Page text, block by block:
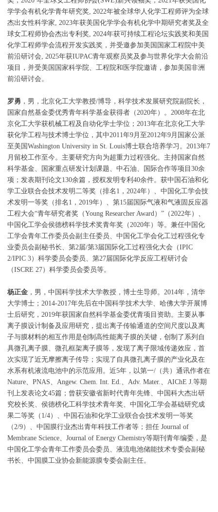
学学会有机化学青年研究奖, 2022年被全球华人化学工程师评为全球
杰出女性科学家, 2023年获美国化学学会有机化学中期研究者奖及全
球女工程师协会杰出专利奖, 2024年获可持续工程论坛实践奖和美国
化学工程师学会流程开发实践奖，并受邀参加美国国家工程院中美
前沿研讨会, 2025年获IUPAC青年观察员奖及参与世界化学大会前沿
项目，并受美国国家科学院、工程院和医学院邀请，参加美国非洲
前沿研讨会。
罗勇 ，男，北京化工大学教授/博导，科学技术发展研究院副院长，
国家自然基金委优秀青年科学基金获得者（2020年）。 2008年在北
京化工大学获机械工程及自动化学士学位； 2013年在北京化工大学
获化学工程与技术博士学位，其中2011年9月至2012年9月国家公派
至美国 Washington University in St. Louis博士联合培养学习。 2013年7
月留校工作至今。主要研究方向为超重力过程强化。主持国家自然
科学基金、国家重点研发计划课题、中石油、国际合作等项目 30余
项；发表期刊论文130余篇，授权发明专利 40余件。获中国石油和化
学工业联合会技术发明二等奖（排名 1 ， 2024年）、中国化工学会技
术发明一等奖（排名 1 ， 2019年）、第15届国际气液和气液固反应器
工程大会“青年研究者奖（Young Researcher Award）”（2022年）、
中国化工学会侯德榜科学技术奖青年奖（2020年）等。兼任中国化
工学会青年工作委员会副主任委员、中国化工学会化工过程强化专
业委员会副秘书长、第2届/第3届国际化工过程强化大会（IPIC
2/IPIC 3）科学委员会委员、第27届国际化学反应工程研讨会
（ISCRE 27）科学委员会委员等。
杨正金 ，男，中国科学技术大学教授，博士生导师。 2014年，清华
大学博士； 2014-2017年先后在中国科学技术大学、哈佛大学开展博
士后研究， 2019年获国家自然科学基金委优青项目资助。主要从事
离子膜设计制备及应用研究，提出离子传输通道的空间尺度以及离
子与膜材料的相互作用是创制高性能离子膜的关键，创制了系列自
具微孔离子膜、微孔框架离子膜等，发现了离子限域传递效应，首
次实现了近无摩擦离子传导；实现了自具微孔离子膜的产业化及在
水系有机液流电池中的示范应用。 近5年，以第一/ （共） 通讯作者在
Nature、 PNAS、 Angew. Chem. Int. Ed.、 Adv. Mater.、 AIChE J.等期
刊上发表论文45篇 ； 曾获安徽省新时代青年先锋、 中国科大杰出研
究校长奖、侯德榜化工科学技术青年奖、中国化工学会基础研究成
果二等奖（ 1/4）、中国石油和化学工业联合会技术发明一等奖
（2/9）、 中国膜行业杰出青年科技工作者等； 担任 Journal of
Membrane Science、 Journal of Energy Chemistry等期刊青年编委 ，是
中国化工学会青年工作委员会委员、液流电池储能技术专委会副秘
书长、中国膜工业协会新能源膜专委会副主任。